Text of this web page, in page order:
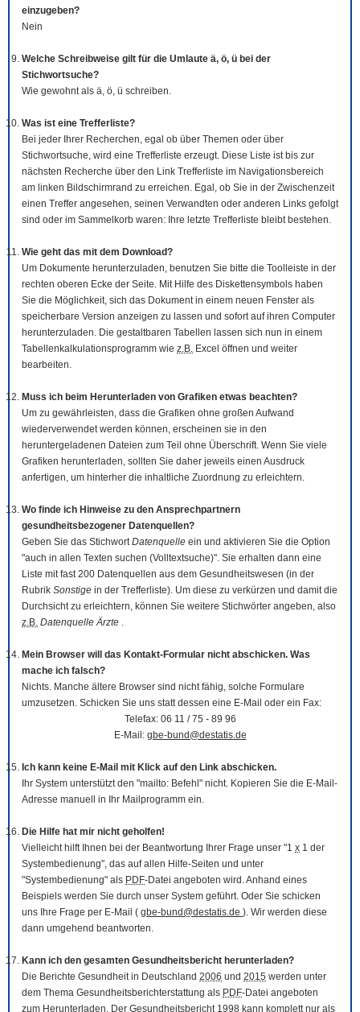
einzugeben?
Nein
Welche Schreibweise gilt für die Umlaute ä, ö, ü bei der
Stichwortsuche?
Wie gewohnt als ä, ö, ü schreiben.
Was ist eine Trefferliste?
Bei jeder Ihrer Recherchen, egal ob über Themen oder über
Stichwortsuche, wird eine Trefferliste erzeugt. Diese Liste ist bis zur
nächsten Recherche über den Link Trefferliste im Navigationsbereich
am linken Bildschirmrand zu erreichen. Egal, ob Sie in der Zwischenzeit
einen Treffer angesehen, seinen Verwandten oder anderen Links gefolgt
sind oder im Sammelkorb waren: Ihre letzte Trefferliste bleibt bestehen.
Wie geht das mit dem Download?
Um Dokumente herunterzuladen, benutzen Sie bitte die Tool leiste in der
rechten oberen Ecke der Seite. Mit Hilfe des Diskettensymbols haben
Sie die Möglichkeit, sich das Dokument in einem neuen Fenster als
speicherbare Version anzeigen zu lassen und sofort auf ihren Computer
herunterzuladen. Die gestaltbaren Tabellen lassen sich nun in einem
Tabellenkalkulationsprogramm wie z.B. Excel öffnen und weiter
bearbeiten.
Muss ich beim Herunterladen von Grafiken etwas beachten?
Um zu gewährleisten, dass die Grafiken ohne großen Aufwand
wiederverwendet werden können, erscheinen sie in den
heruntergeladenen Dateien zum Teil ohne Überschrift. Wenn Sie viele
Grafiken herunterladen, sollten Sie daher jeweils einen Ausdruck
anfertigen, um hinterher die inhaltliche Zuordnung zu erleichtern.
Wo finde ich Hinweise zu den Ansprechpartnern
gesundheitsbezogener Datenquellen?
Geben Sie das StichwortDatenquelle ein und aktivieren Sie die Option
"auch in allen Texten suchen (Volltextsuche)". Sie erhalten dann eine
Liste mit fast 200 Datenquellen aus dem Gesundheitswesen (in der
Rubrik Sonstige in der Trefferliste). Um diese zu verkürzen und damit die
Durchsicht zu erleichtern, können Sie weitere Stichwörter angeben, also
z.B. Datenquelle Ärzte .
Mein Browser will das Kontakt-Formular nicht abschicken. Was
mache ich falsch?
Nichts. Manche ältere Browser sind nicht fähig, solche Formulare
umzusetzen. Schicken Sie uns statt dessen eine E-Mail oder ein Fax:
Telefax: 06 11 / 75 - 89 96
E-Mail: gbe-bund@destatis.de
Ich kann keine E-Mail mit Klick auf den Link abschicken.
Ihr System unterstützt den "mailto: Befehl" nicht. Kopieren Sie die E-Mail-
Adresse manuell in Ihr Mailprogramm ein.
Die Hilfe hat mir nicht geholfen!
Vielleicht hilft Ihnen bei der Beantwortung Ihrer Frage unser "1 x 1 der
Systembedienung", das auf allen Hilfe-Seiten und unter
"Systembedienung" als PDF-Datei angeboten wird. Anhand eines
Beispiels werden Sie durch unser System geführt. Oder Sie schicken
uns Ihre Frage per E-Mail ( gbe-bund@destatis.de ). Wir werden diese
dann umgehend beantworten.
Kann ich den gesamten Gesundheitsbericht herunterladen?
Die Berichte Gesundheit in Deutschland 2006 und 2015 werden unter
dem Thema Gesundheitsberichterstattung als PDF-Datei angeboten
zum Herunterladen. Der Gesundheitsbericht 1998 kann komplett nur als